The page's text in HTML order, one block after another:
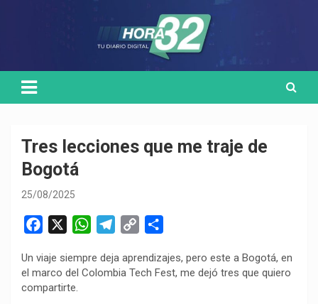
Tres lecciones que me traje de
Bogotá
25/08/2025
c
e
b
W
a
t
l
e
p
y
m
p
Un viaje siempre deja aprendizajes, pero este a Bogotá, en
el marco del Colombia Tech Fest, me dejó tres que quiero
compartirte.